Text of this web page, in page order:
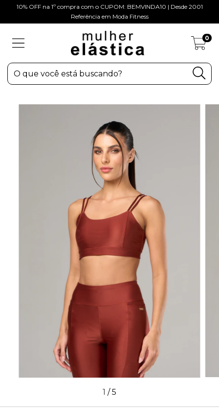
10% OFF na 1º compra com o CUPOM: BEMVINDA10 | Desde 2001
Referência em Moda Fitness
0
1 /5